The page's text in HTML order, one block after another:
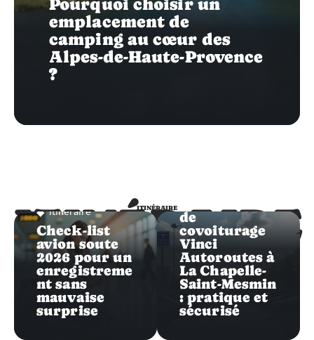
emplacement de
camping au cœur des
Alpes-de-Haute-Provence
?
ITINÉRAIRE
ITINÉRAIRE
Itinéraire
Check-list
avion soute
2026 pour un
enregistreme
nt sans
mauvaise
surprise
de
covoiturage
Vinci
Autoroutes à
La Chapelle-
Saint-Mesmin
: pratique et
sécurisé